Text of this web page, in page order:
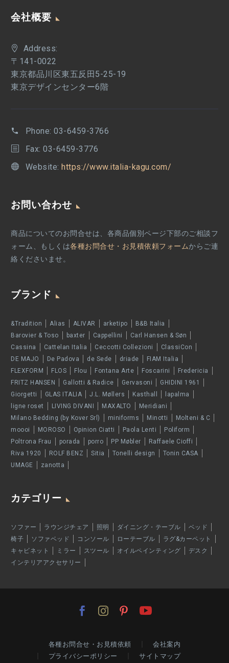
会社概要
Address:
〒141-0022
東京都品川区東五反田5-25-19
東京デザインセンター6階
Phone: 03-6459-3766
Fax: 03-6459-3776
Website: https://www.italia-kagu.com/
お問い合わせ
商品についてのお問合せは、各商品個別ページ下部のご相談フ
ォーム、もしくは各種お問合せ・お見積依頼フォームからご連
絡くださいませ。
ブランド
&Tradition Alias ALIVAR arketipo
B&B Italia
Barovier & Toso
baxter Cappellini
Carl Hansen & Søn
Cassina
Cattelan Italia Ceccotti Collezioni
ClassiCon
DE MAJO
De Padova de Sede driade
FIAM Italia
FLEXFORM
FLOS Flou Fontana Arte Foscarini
Fredericia
FRITZ HANSEN
Gallotti & Radice Gervasoni
GHIDINI 1961
Giorgetti
GLAS ITALIA J.L. Møllers Kasthall
lapalma
ligne roset
LIVING DIVANI MAXALTO
Meridiani
Milano Bedding (by Kover Srl)
miniforms Minotti
Molteni & C
moooi
MOROSO Opinion Ciatti Paola Lenti
Poliform
Poltrona Frau
porada porro PP Møbler
Raffaele Cioffi
Riva 1920
ROLF BENZ Sitia Tonelli design
Tonin CASA
UMAGE
zanotta
カテゴリー
ソファー ラウンジチェア 照明 ダイニング・テーブル
ベッド
椅子
ソファベッド コンソール ローテーブル
ラグ&カーペット
キャビネット
ミラー スツール オイルペインティング
デスク
インテリアアクセサリー
各種お問合せ・お見積依頼
会社案内
プライバシーポリシー
サイトマップ